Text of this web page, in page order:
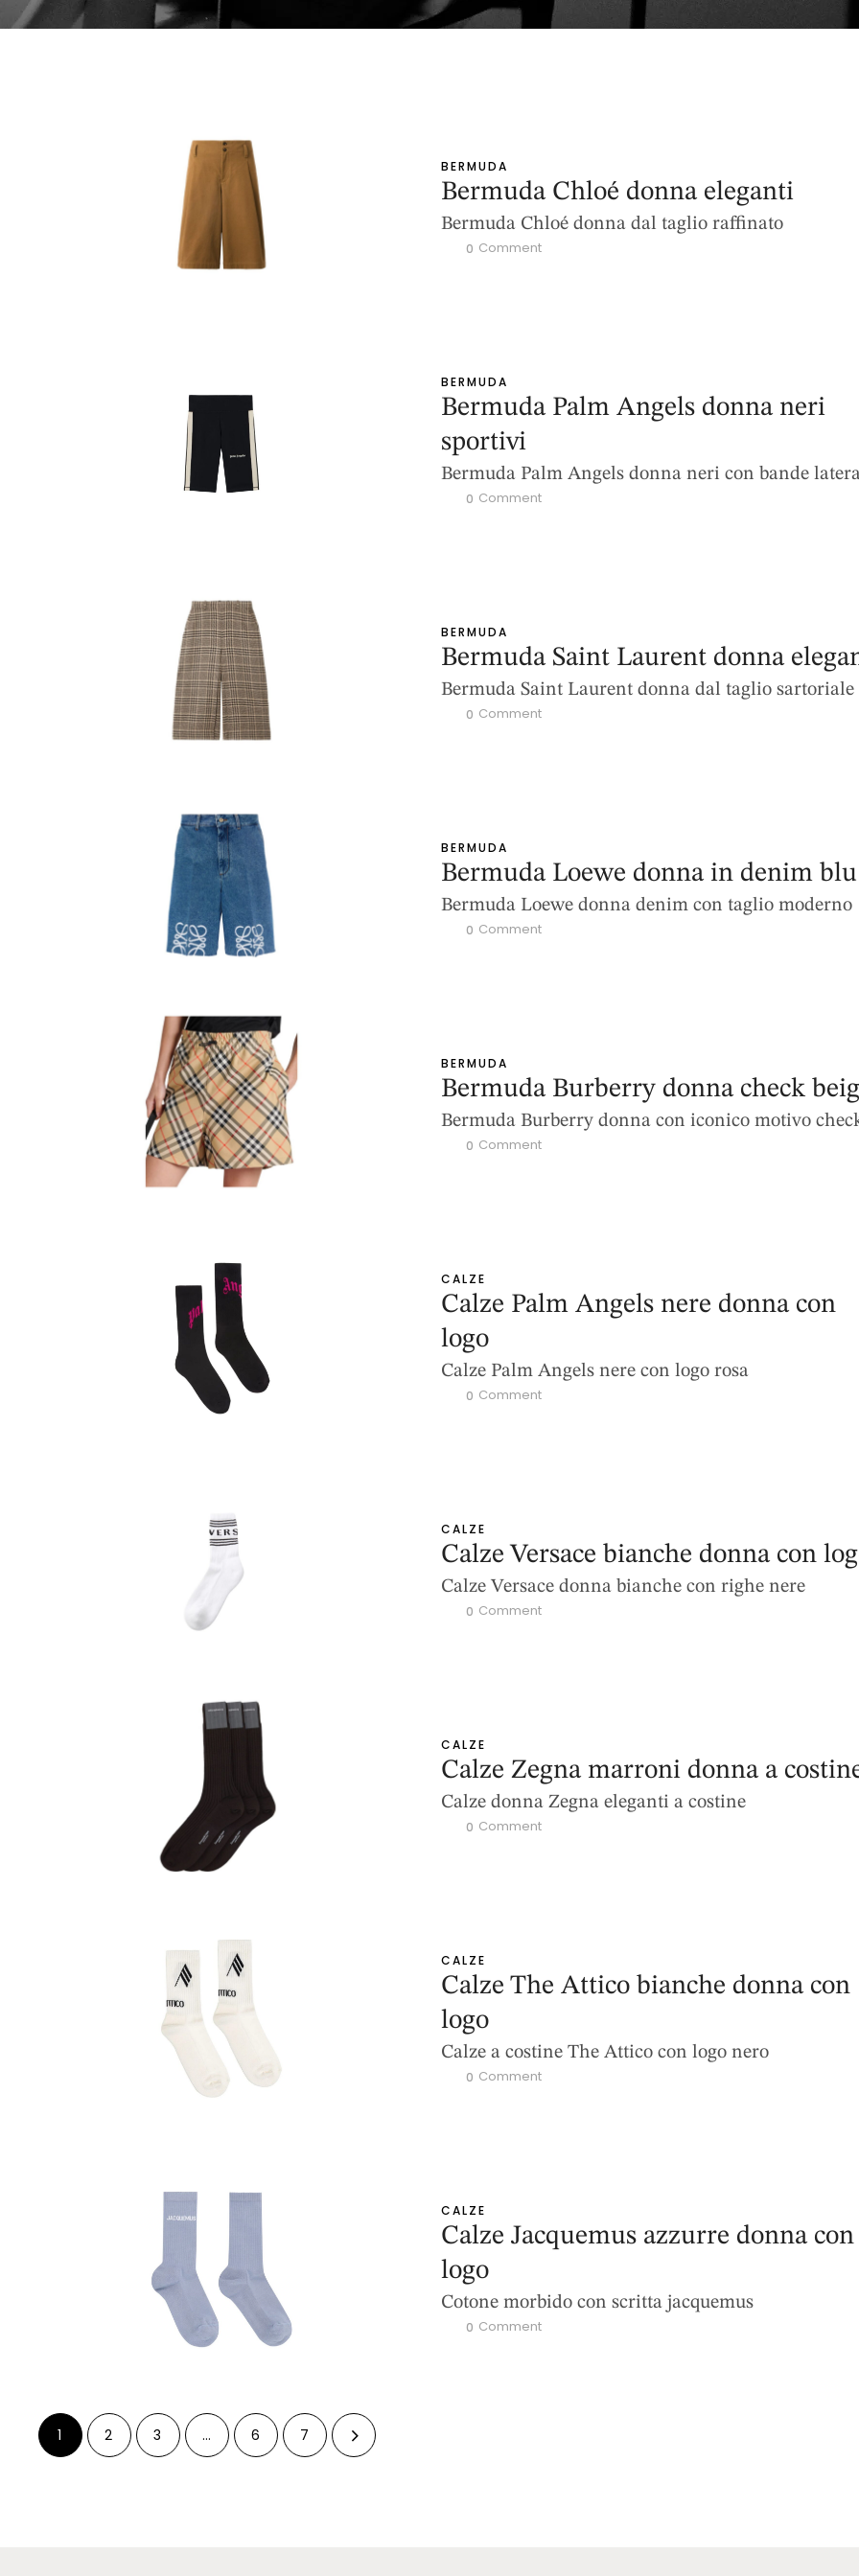
BERMUDA
Bermuda Chloé donna eleganti
Bermuda Chloé donna dal taglio raffinato
0 Comment
BERMUDA
Bermuda Palm Angels donna neri
sportivi
Bermuda Palm Angels donna neri con bande
0 Comment
BERMUDA
Bermuda Saint Laurent donna
Bermuda Saint Laurent donna dal taglio sartoriale
0 Comment
BERMUDA
Bermuda Loewe donna in denim blu
Bermuda Loewe donna denim con taglio moderno
0 Comment
BERMUDA
Bermuda Burberry donna check
Bermuda Burberry donna con iconico motivo
0 Comment
CALZE
Calze Palm Angels nere donna con
logo
Calze Palm Angels nere con logo rosa
0 Comment
CALZE
Calze Versace bianche donna con
Calze Versace donna bianche con righe nere
0 Comment
CALZE
Calze Zegna marroni donna a
Calze donna Zegna eleganti a costine
0 Comment
CALZE
Calze The Attico bianche donna con
logo
Calze a costine The Attico con logo nero
0 Comment
CALZE
Calze Jacquemus azzurre donna con
logo
Cotone morbido con scritta jacquemus
0 Comment
1 2 3 … 6 7